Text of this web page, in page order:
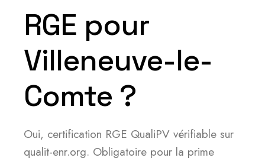
RGE pour
Villeneuve-le-
Comte ?
Oui, certification RGE QualiPV vérifiable sur
qualit-enr.org. Obligatoire pour la prime